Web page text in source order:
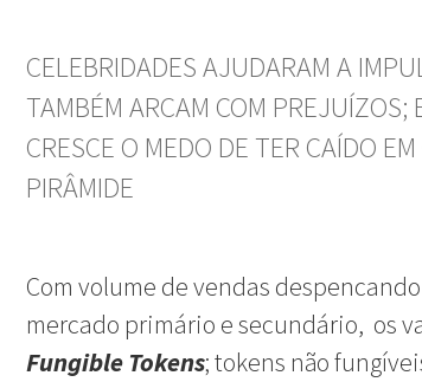
CELEBRIDADES AJUDARAM A
TAMBÉM ARCAM COM PREJUÍZOS;
CRESCE O MEDO DE TER CAÍDO
PIRÂMIDE
Com volume de vendas
mercado primário e secundário, os
Fungible Tokens; tokens não